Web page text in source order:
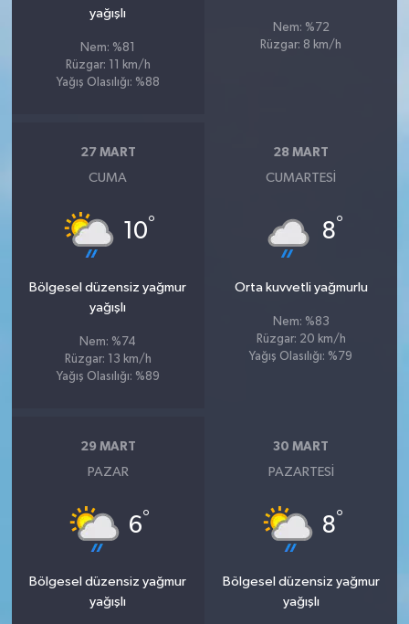
yağışlı
Nem: %81
Rüzgar: 11 km/h
Yağış Olasılığı: %88
Nem: %72
Rüzgar: 8 km/h
27 MART
CUMA
10°
Bölgesel düzensiz yağmur
yağışlı
Nem: %74
Rüzgar: 13 km/h
Yağış Olasılığı: %89
28 MART
CUMARTESI
8°
Orta kuvvetli yağmurlu
Nem: %83
Rüzgar: 20 km/h
Yağış Olasılığı: %79
29 MART
PAZAR
6°
Bölgesel düzensiz yağmur
yağışlı
30 MART
PAZARTESI
8°
Bölgesel düzensiz yağmur
yağışlı